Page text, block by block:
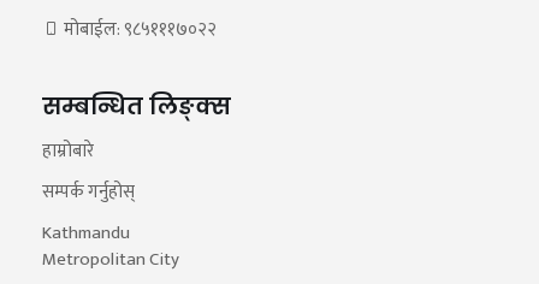
मोबाईल: ९८५१११७०२२
सम्बन्धित लिङ्क्स
हाम्रोबारे
सम्पर्क गर्नुहोस्
Kathmandu
Metropolitan City